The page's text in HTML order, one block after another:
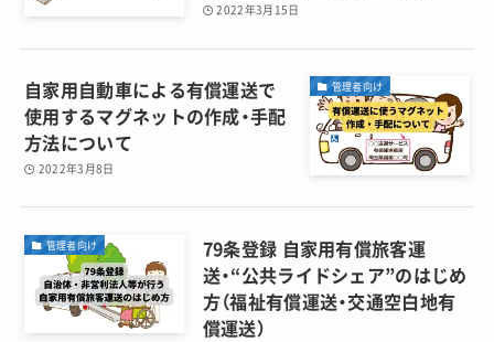
2022年3月15日
管理者向け
自家用自動車による有償運送で
使用するマグネットの作成・手配
方法について
2022年3月8日
管理者向け
79条登録 自家用有償旅客運
送・“公共ライドシェア”のはじめ
方（福祉有償運送・交通空白地有
償運送）